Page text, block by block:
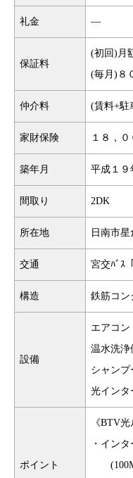
礼金 ―
保証料
(初回)月
(毎月)８
仲介料 (賃料+駐
家財保険 １８，
築年月 平成１９
間取り 2DK
所在地 日南市星
交通 宮交ﾊﾞｽ
構造 鉄筋コン
設備
エアコ
温水洗浄
シャンプ
光インタ
ポイント
《BTV光
・イン
(100M